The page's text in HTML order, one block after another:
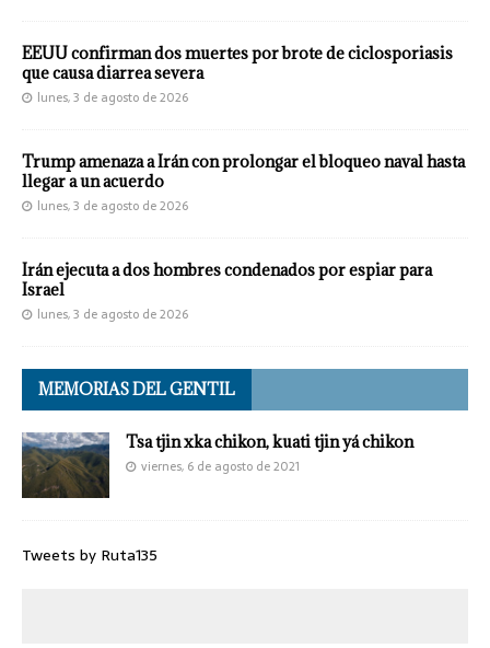
EEUU confirman dos muertes por brote de ciclosporiasis
que causa diarrea severa
lunes, 3 de agosto de 2026
Trump amenaza a Irán con prolongar el bloqueo naval hasta
llegar a un acuerdo
lunes, 3 de agosto de 2026
Irán ejecuta a dos hombres condenados por espiar para
Israel
lunes, 3 de agosto de 2026
MEMORIAS DEL GENTIL
Tsa tjin xka chikon, kuati tjin yá chikon
viernes, 6 de agosto de 2021
Tweets by Ruta135